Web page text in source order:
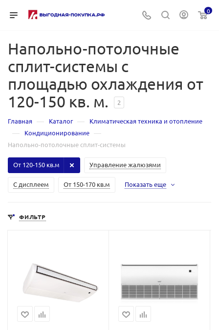
0
Напольно-потолочные
сплит-системы с
площадью охлаждения от
120-150 кв. м.
2
Главная — Каталог — Климатическая техника и отопление
— Кондиционирование —
Напольно-потолочные сплит-системы
Управление жалюзями
С дисплеем От 150-170 кв.м
От 120-150 кв.м
Показать еще
ФИЛЬТР